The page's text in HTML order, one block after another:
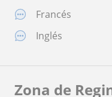
Francés
Inglés
Zona de